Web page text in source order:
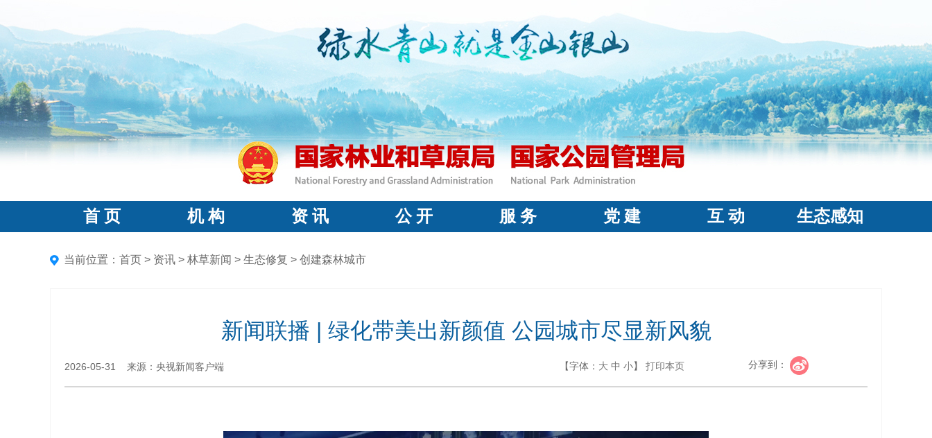
首 页 机 构 资 讯 公 开 服 务 党 建 互 动 生态感知
当前位置： 首页 > 资讯 > 林草新闻 > 生态修复 > 创建森林城市
新闻联播 | 绿化带美出新颜值 公园城市尽显新风貌
2026-05-31 来源：央视新闻客户端 【字体： 大 中 小】 打印本页 分享到：